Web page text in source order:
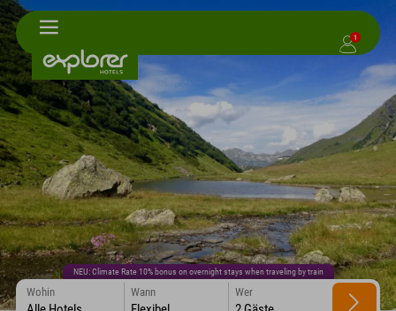
1
NEU: Climate Rate 10% bonus on overnight stays when traveling by train
Wohin Wann Wer